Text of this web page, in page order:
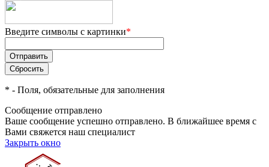
Введите символы с картинки*
* - Поля, обязательные для заполнения
Сообщение отправлено
Ваше сообщение успешно отправлено. В ближайшее время с
Вами свяжется наш специалист
Закрыть окно